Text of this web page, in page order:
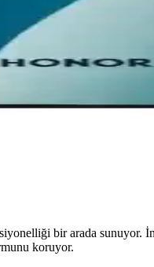
bir arada sunuyor.
koruyor.